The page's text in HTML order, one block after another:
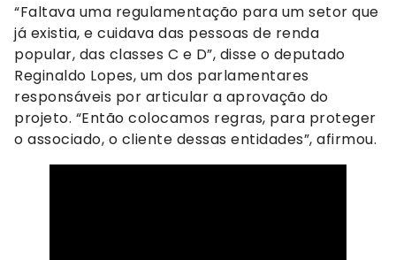
“Faltava uma regulamentação para um setor que
já existia, e cuidava das pessoas de renda
popular, das classes C e D”, disse o deputado
Reginaldo Lopes, um dos parlamentares
responsáveis por articular a aprovação do
projeto. “Então colocamos regras, para proteger
o associado, o cliente dessas entidades”, afirmou.